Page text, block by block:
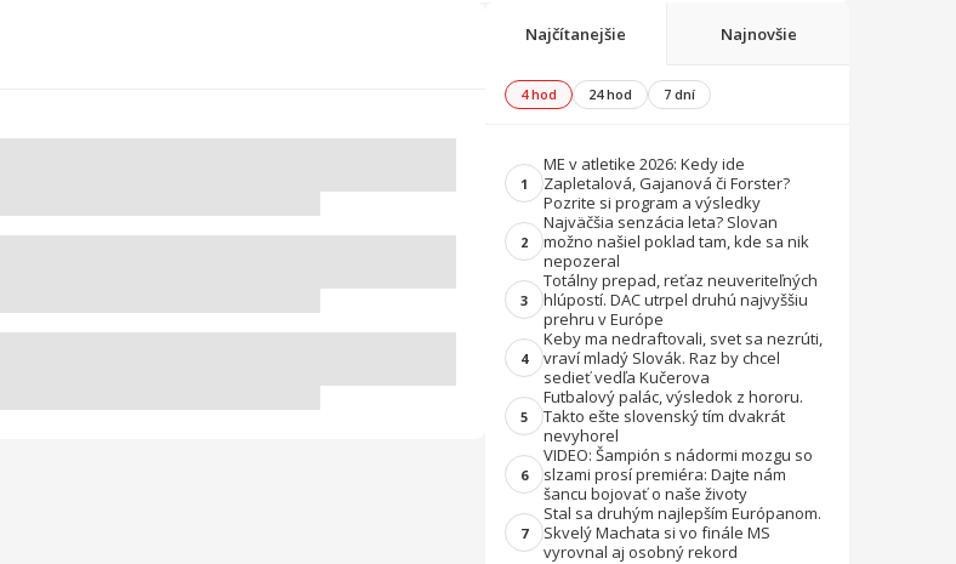
Najčítanejšie Najnovšie
4 hod 24 hod 7 dní
1
ME v atletike 2026: Kedy ide
Zapletalová, Gajanová či Forster?
Pozrite si program a výsledky
2
Najväčšia senzácia leta? Slovan
možno našiel poklad tam, kde sa nik
nepozeral
3
Totálny prepad, reťaz neuveriteľných
hlúpostí. DAC utrpel druhú najvyššiu
prehru v Európe
4
Keby ma nedraftovali, svet sa nezrúti,
vraví mladý Slovák. Raz by chcel
sedieť vedľa Kučerova
5
Futbalový palác, výsledok z hororu.
Takto ešte slovenský tím dvakrát
nevyhorel
6
VIDEO: Šampión s nádormi mozgu so
slzami prosí premiéra: Dajte nám
šancu bojovať o naše životy
7
Stal sa druhým najlepším Európanom.
Skvelý Machata si vo finále MS
vyrovnal aj osobný rekord